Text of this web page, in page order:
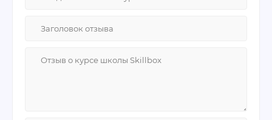
значительно выше, у меня уходило месяц или
труда читаю Python, могу накидать простую ML
Минусы:
тематике урока, вне занятий.